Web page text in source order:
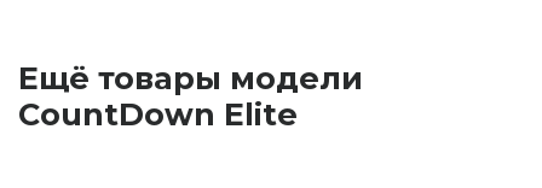
Ещё товары модели
CountDown Elite